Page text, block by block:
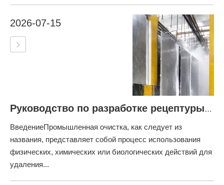
2026-07-15
Руководство по разработке рецептуры промышленных чистящих средств
ВведениеПромышленная очистка, как следует из
названия, представляет собой процесс использования
физических, химических или биологических действий для
удаления...